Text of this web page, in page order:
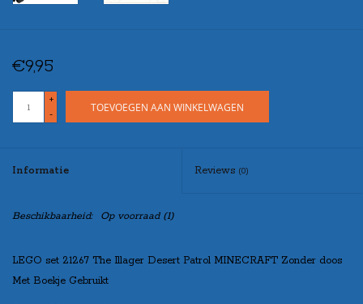
€9,95
+
-
TOEVOEGEN AAN WINKELWAGEN
Informatie Reviews (0)
Beschikbaarheid: Op voorraad(1)
LEGO set 21267 The Illager Desert Patrol MINECRAFT Zonder doos
Met Boekje Gebruikt